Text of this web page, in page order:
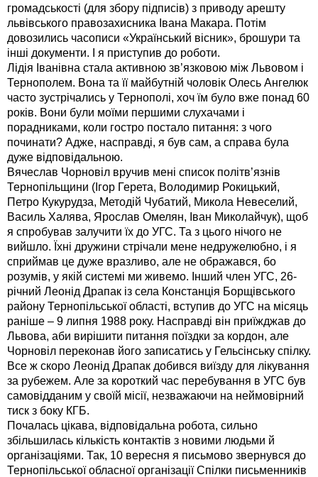
громадськості (для збору підписів) з приводу арешту
львівського правозахисника Івана Макара. Потім
довозились часописи «Український вісник», брошури та
інші документи. І я приступив до роботи.
Лідія Іванівна стала активною зв’язковою між Львовом і
Тернополем. Вона та її майбутній чоловік Олесь Ангелюк
часто зустрічались у Тернополі, хоч їм було вже понад 60
років. Вони були моїми першими слухачами і
порадниками, коли гостро постало питання: з чого
починати? Адже, насправді, я був сам, а справа була
дуже відповідальною.
Вячеслав Чорновіл вручив мені список політв’язнів
Тернопільщини (Ігор Герета, Володимир Рокицький,
Петро Кукурудза, Методій Чубатий, Микола Невеселий,
Василь Халява, Ярослав Омелян, Іван Миколайчук), щоб
я спробував залучити їх до УГС. Та з цього нічого не
вийшло. Їхні дружини стрічали мене недружелюбно, і я
сприймав це дуже вразливо, але не ображався, бо
розумів, у якій системі ми живемо. Інший член УГС, 26-
річний Леонід Драпак із села Констанція Борщівського
району Тернопільської області, вступив до УГС на місяць
раніше – 9 липня 1988 року. Насправді він приїжджав до
Львова, аби вирішити питання поїздки за кордон, але
Чорновіл переконав його записатись у Гельсінську спілку.
Все ж скоро Леонід Драпак добився виїзду для лікування
за рубежем. Але за короткий час перебування в УГС був
самовідданим у своїй місії, незважаючи на неймовірний
тиск з боку КГБ.
Почалась цікава, відповідальна робота, сильно
збільшилась кількість контактів з новими людьми й
організаціями. Так, 10 вересня я письмово звернувся до
Тернопільської обласної організації Спілки письменників